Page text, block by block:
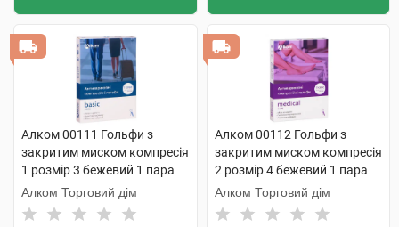
Алком 00111 Гольфи з
закритим миском компресія
1 розмір 3 бежевий 1 пара
Алком Торговий дім
Алком 00112 Гольфи з
закритим миском компресія
2 розмір 4 бежевий 1 пара
Алком Торговий дім